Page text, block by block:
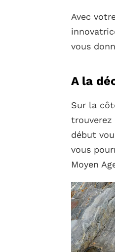
Avec
vous
A la
Sur la
trouverez
début
vous
Moyen